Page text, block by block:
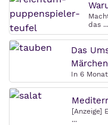
das ...
Das
In 6
[Anzeige]
...